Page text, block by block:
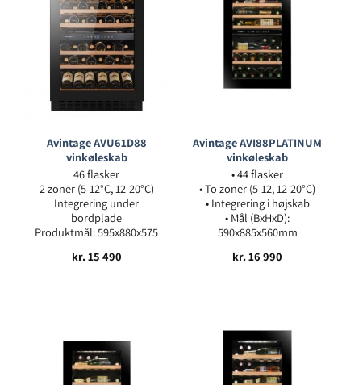
Avintage AVU61D88
vinkøleskab
46 flasker
2 zoner (5-12°C, 12-20°C)
Integrering under
bordplade
Produktmål: 595x880x575
kr.15 490
Avintage AVI88PLATINUM
vinkøleskab
• 44 flasker
• To zoner (5-12, 12-20°C)
• Integrering i højskab
• Mål (BxHxD):
590x885x560mm
kr.16 990